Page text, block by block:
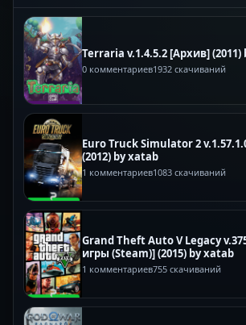
Terraria v.1.4.5.2 [Архив]
0 комментариев1932 скачиваний
Euro Truck Simulator 2
(2012) by xatab
1 комментариев1083 скачиваний
Grand Theft Auto V Legacy
игры (Steam)] (2015) by xatab
1 комментариев755 скачиваний